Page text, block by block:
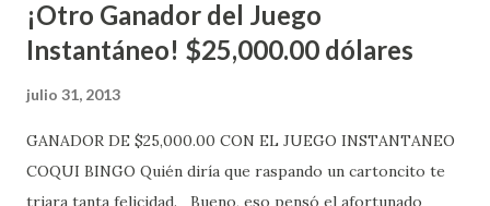
¡Otro Ganador del Juego
Instantáneo! $25,000.00 dólares
julio 31, 2013
GANADOR DE $25,000.00 CON EL JUEGO INSTANTANEO
COQUI BINGO Quién diría que raspando un cartoncito te
triara tanta felicidad. Bueno, eso pensó el afortunado